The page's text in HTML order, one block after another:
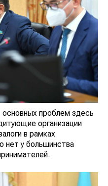
основных проблем здесь
организации
в рамках
нет у большинства